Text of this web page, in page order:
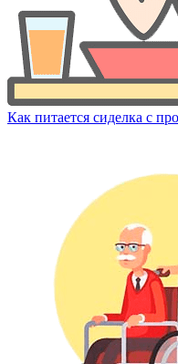
Как питается сиделка с